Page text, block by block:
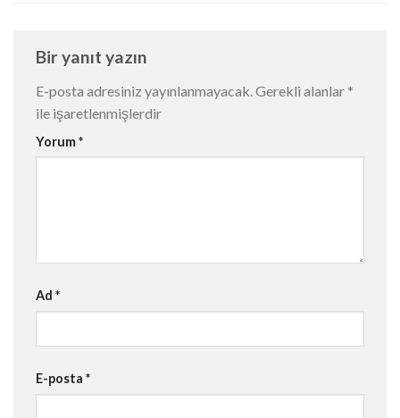
Bir yanıt yazın
E-posta adresiniz yayınlanmayacak. Gerekli alanlar *
ile işaretlenmişlerdir
Yorum*
Ad *
E-posta *